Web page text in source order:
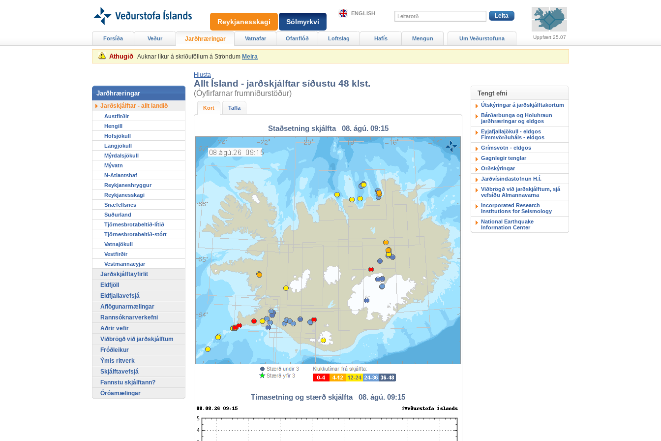
Athugið Auknar líkur á skriðuföllum á Ströndum Meira
Hlusta
Allt Ísland - jarðskjálftar síðustu 48 klst.
(Óyfirfarnar frumniðurstöður)
Kort Tafla
Staðsetning skjálfta 08. ágú. 09:15
Tímasetning og stærð skjálfta 08. ágú. 09:15
Tengt efni
Útskýringar á jarðskjálftakortum
Bárðarbunga og Holuhraun
jarðhræringar og eldgos
Eyjafjallajökull - eldgos
Fimmvörðuháls - eldgos
Grímsvötn - eldgos
Gagnlegir tenglar
Orðskýringar
Jarðvísindastofnun H.Í.
Viðbrögð við jarðskjálftum, sjá
vefsíðu Almannavarna
Incorporated Research
Institutions for Seismology
National Earthquake
Information Center
Forsíða Veður Jarðhræringar Vatnafar Ofanflóð Loftslag Hafís Mengun Um Veðurstofuna
Jarðhræringar
Jarðskjálftar - allt landið
Austfirðir
Hengill
Hofsjökull
Langjökull
Mýrdalsjökull
Mývatn
N-Atlantshaf
Reykjaneshryggur
Reykjanesskagi
Snæfellsnes
Suðurland
Tjörnesbrotabeltið-lítið
Tjörnesbrotabeltið-stórt
Vatnajökull
Vestfirðir
Vestmannaeyjar
Jarðskjálftayfirlit
Eldfjöll
Eldfjallavefsjá
Aflögunarmælingar
Rannsóknarverkefni
Aðrir vefir
Viðbrögð við jarðskjálftum
Fróðleikur
Ýmis ritverk
Skjálftavefsjá
Fannstu skjálftann?
Óróamælingar
Uppfært 25.07
Reykjanesskagi Sólmyrkvi
ENGLISH